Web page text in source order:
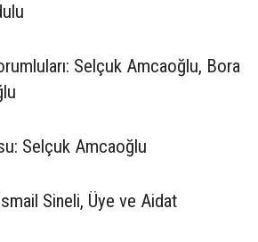
Selçuk Amcaoğlu, Bora
Selçuk Amcaoğlu
Sineli, Üye ve Aidat